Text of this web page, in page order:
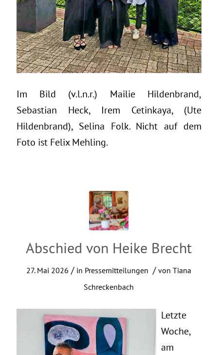
Im Bild (v.l.n.r.) Mailie Hildenbrand,
Sebastian Heck, Irem Cetinkaya, (Ute
Hildenbrand), Selina Folk. Nicht auf dem
Foto ist Felix Mehling.
Abschied von Heike Brecht
27. Mai 2026 / in Pressemitteilungen / vonTiana
Schreckenbach
Letzte
Woche,
am